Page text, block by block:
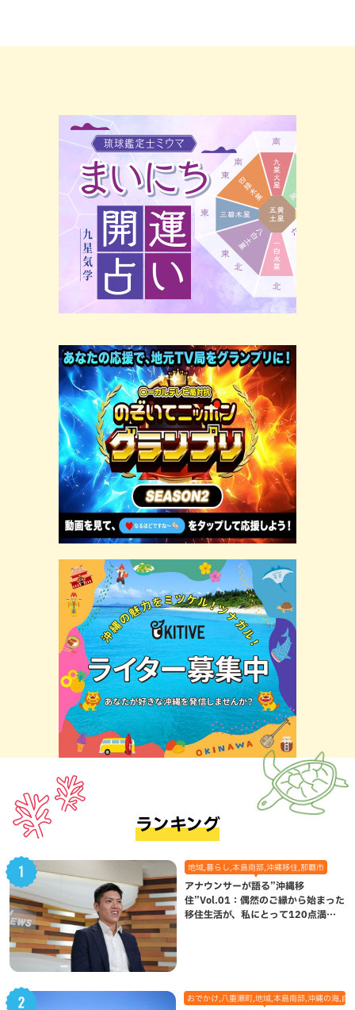
ランキング
地域,暮らし,本島南部,沖縄移住,那覇市
アナウンサーが語る”沖縄移
住”Vol.01：偶然のご縁から始まった
移住生活が、私にとって120点満点
おでかけ,八重瀬町,地域,本島南部,沖縄の海,自